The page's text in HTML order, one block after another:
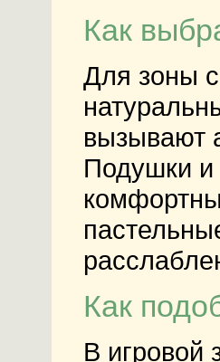
Как
Для зоны
вызывают
Подушки и
Как
В игровой